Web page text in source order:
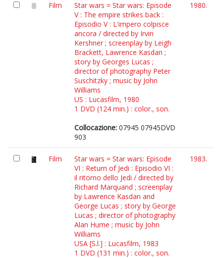
Film
Star wars = Star wars: Episode
V : The empire strikes back :
Episodio V : L'impero colpisce
ancora / directed by Irvin
Kershner ; screenplay by Leigh
Brackett, Lawrence Kasdan ;
story by Georges Lucas ;
director of photography Peter
Suschitzky ; music by John
Williams
US : Lucasfilm, 1980
1 DVD (124 min.) : color., son.
Collocazione: 07945 07945DVD
903
1980.
Film
Star wars = Star wars: Episode
VI : Return of Jedi : Episodio VI :
il ritorno dello Jedi / directed by
Richard Marquand ; screenplay
by Lawrence Kasdan and
George Lucas ; story by George
Lucas ; director of photography
Alan Hume ; music by John
Williams
USA [S.l.] : Lucasfilm, 1983
1 DVD (131 min.) : color., son.
1983.